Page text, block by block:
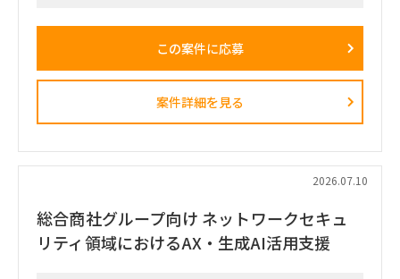
クト＝ヘッドホン・スピーカー等）を担当し、新規ビジネスの
・新規開発と既存カテゴリービジネスを限られたリソースで回
不可欠。だがその専門人材が社内におらず、既存メンバーが兼
務で対応。
依頼業務：
・データ統合／製販オペレーション。日次・週次・月次の各頻
度で売上状況を見て在庫補給を判断し、月末月初に実績を踏ま
・様々な種類・量のデータをざっと紐解き、経営層が意思決定
しやすい形／現場でオペレーションが回る形に整理。
この案件に応募
案件詳細を見る
2026.07.10
総合商社グループ向け ネットワークセキュ
リティ領域におけるAX・生成AI活用支援